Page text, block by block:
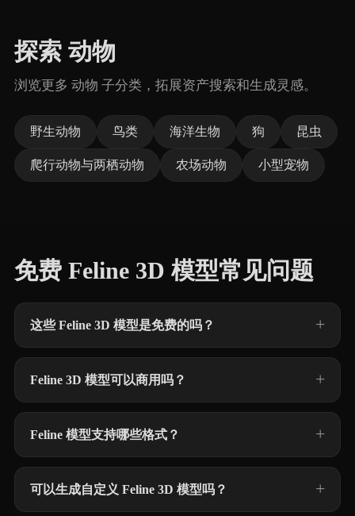
探索 动物
浏览更多 动物 子分类，拓展资产搜索和生成灵感。
野生动物 鸟类 海洋生物 狗 昆虫
爬行动物与两栖动物 农场动物 小型宠物
免费 Feline 3D 模型常见问题
这些 Feline 3D 模型是免费的吗？
Feline 3D 模型可以商用吗？
Feline 模型支持哪些格式？
可以生成自定义 Feline 3D 模型吗？